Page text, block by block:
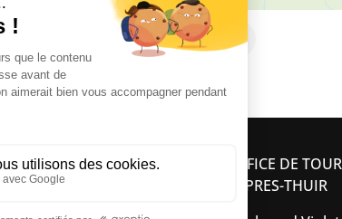
Entrée du Village, 66300 CASTELNOU
OFFICE DE
ASPRES-THUIR